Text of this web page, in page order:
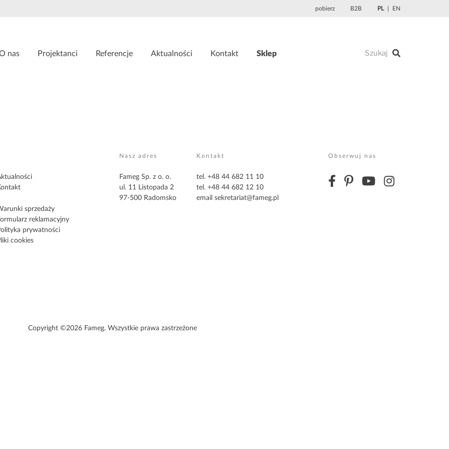
pobierz B2B PL EN
nas Projektanci Referencje Aktualności Kontakt Sklep
sprzedaży
reklamacyjny
prywatności
cookies
Nasz adres
Fameg Sp. z o. o.
ul. 11 Listopada 2
97-500 Radomsko
Kontakt
tel. +48 44 682 11 10
tel. +48 44 682 12 10
email sekretariat@fameg.pl
Obserwuj nas
Copyright ©2026 Fameg. Wszystkie prawa zastrzeżone